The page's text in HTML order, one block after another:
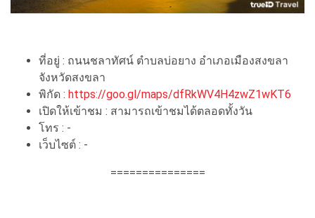
ที่อยู่ : ถนนชลาทัศน์ ตำบลบ่อยาง อำเภอเมืองสงขลา
จังหวัดสงขลา
พิกัด : https://goo.gl/maps/dfRkWV4H4zwZ1wKT6
เปิดให้เข้าชม : สามารถเข้าชมได้ตลอดทั้งวัน
โทร : -
เว็บไซต์ : -
===============